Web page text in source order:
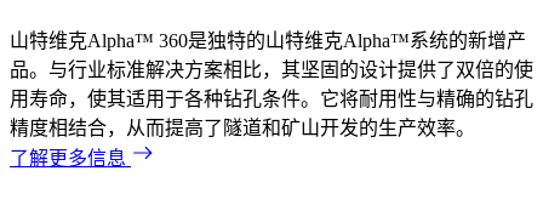
山特维克Alpha™ 360是独特的山特维克Alpha™系统的新增产
品。与行业标准解决方案相比，其坚固的设计提供了双倍的使
用寿命，使其适用于各种钻孔条件。它将耐用性与精确的钻孔
精度相结合，从而提高了隧道和矿山开发的生产效率。
了解更多信息